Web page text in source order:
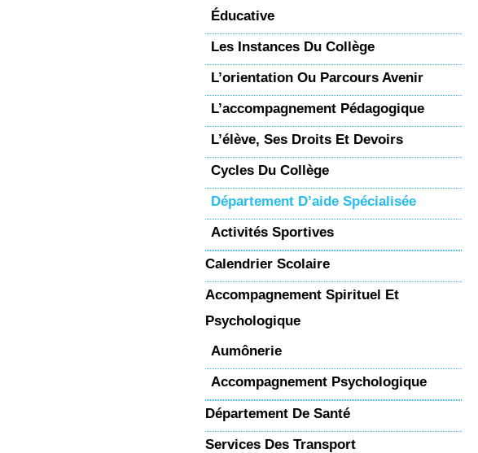
Éducative
Les Instances Du Collège
L’orientation Ou Parcours Avenir
L’accompagnement Pédagogique
L’élève, Ses Droits Et Devoirs
Cycles Du Collège
Département D’aide Spécialisée
Activités Sportives
Calendrier Scolaire
Accompagnement Spirituel Et
Psychologique
Aumônerie
Accompagnement Psychologique
Département De Santé
Services Des Transport